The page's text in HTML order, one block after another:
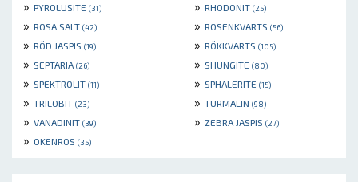
» PYROLUSITE (31) » RHODONIT (25)
» ROSA SALT (42) » ROSENKVARTS (56)
» RÖD JASPIS (19) » RÖKKVARTS (105)
» SEPTARIA (26) » SHUNGITE (80)
» SPEKTROLIT (11) » SPHALERITE (15)
» TRILOBIT (23) » TURMALIN (98)
» VANADINIT (39) » ZEBRA JASPIS (27)
» ÖKENROS (35)